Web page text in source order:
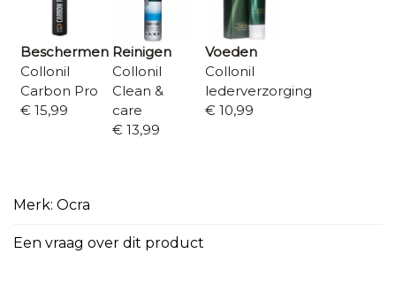
Beschermen
Collonil
Carbon Pro
€ 15,99
Reinigen
Collonil
Clean &
care
€ 13,99
Voeden
Collonil
lederverzorging
€ 10,99
Merk: Ocra
Een vraag over dit product